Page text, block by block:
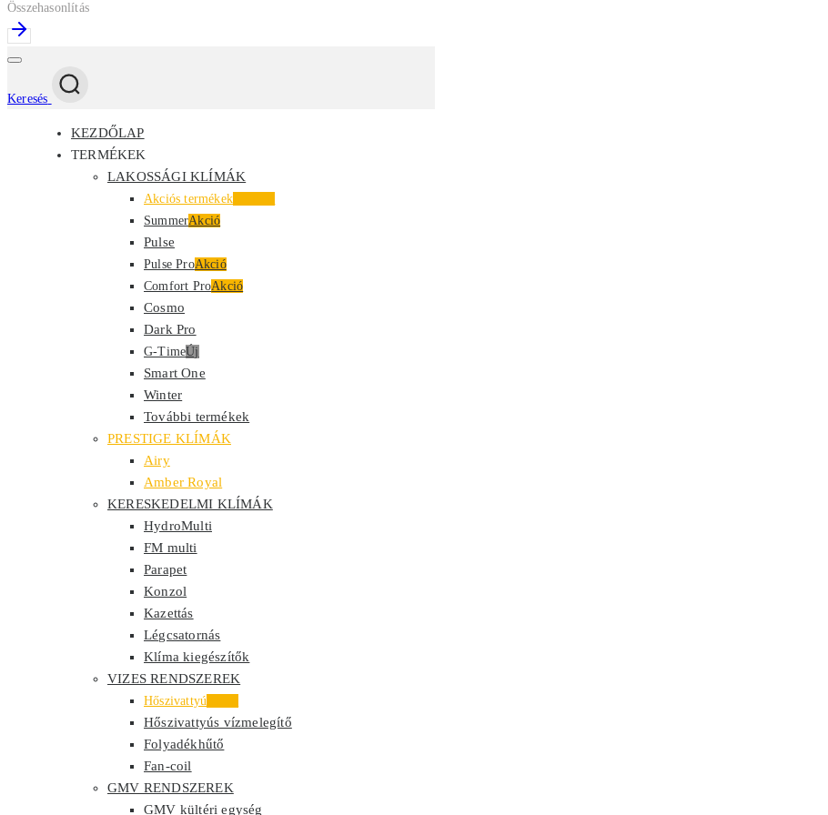
Összehasonlítás
Keresés
KEZDŐLAP
TERMÉKEK
LAKOSSÁGI KLÍMÁK
Akciós termékek
SummerAkció
Pulse
Pulse ProAkció
Comfort ProAkció
Cosmo
Dark Pro
G-TimeÚj
Smart One
Winter
További termékek
PRESTIGE KLÍMÁK
Airy
Amber Royal
KERESKEDELMI KLÍMÁK
HydroMulti
FM multi
Parapet
Konzol
Kazettás
Légcsatornás
Klíma kiegészítők
VIZES RENDSZEREK
Hőszivattyú
Hőszivattyús vízmelegítő
Folyadékhűtő
Fan-coil
GMV RENDSZEREK
GMV kültéri egység